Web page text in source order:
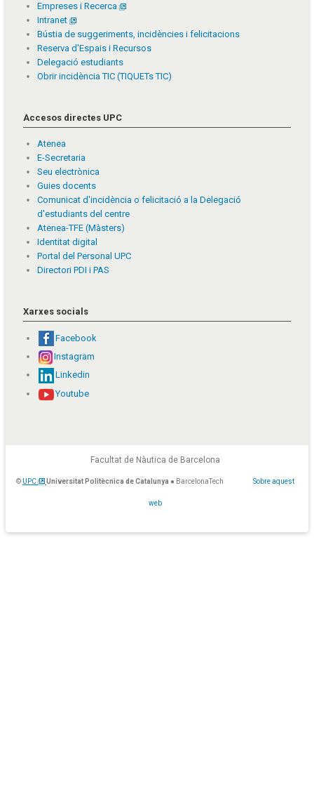
Empreses i Recerca
Intranet
Bústia de suggeriments, incidències i felicitacions
Reserva d'Espais i Recursos
Delegació estudiants
Obrir incidència TIC (TIQUETs TIC)
Accesos directes UPC
Atenea
E-Secretaria
Seu electrònica
Guies docents
Comunicat d'incidència o felicitació a la Delegació
d'estudiants del centre
Atenea-TFE (Màsters)
Identitat digital
Portal del Personal UPC
Directori PDI i PAS
Xarxes socials
Facebook
Instagram
Linkedin
Youtube
Facultat de Nàutica de Barcelona
© UPC Universitat Politècnica de Catalunya ● BarcelonaTech Sobre aquest
web